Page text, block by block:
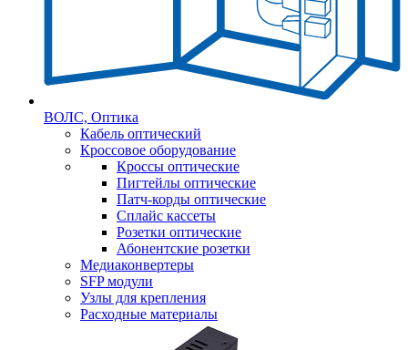
ВОЛС, Оптика
Кабель оптический
Кроссовое оборудование
Кроссы оптические
Пигтейлы оптические
Патч-корды оптические
Сплайс кассеты
Розетки оптические
Абонентские розетки
Медиаконвертеры
SFP модули
Узлы для крепления
Расходные материалы